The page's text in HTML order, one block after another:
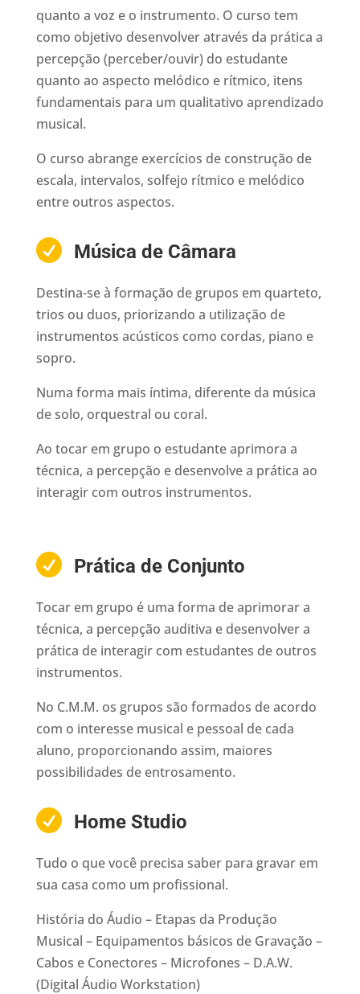
quanto a voz e o instrumento. O curso tem
como objetivo desenvolver através da prática a
percepção (perceber/ouvir) do estudante
quanto ao aspecto melódico e rítmico, itens
fundamentais para um qualitativo aprendizado
musical.
O curso abrange exercícios de construção de
escala, intervalos, solfejo rítmico e melódico
entre outros aspectos.
 Música de Câmara
Destina-se à formação de grupos em quarteto,
trios ou duos, priorizando a utilização de
instrumentos acústicos como cordas, piano e
sopro.
Numa forma mais íntima, diferente da música
de solo, orquestral ou coral.
Ao tocar em grupo o estudante aprimora a
técnica, a percepção e desenvolve a prática ao
interagir com outros instrumentos.
 Prática de Conjunto
Tocar em grupo é uma forma de aprimorar a
técnica, a percepção auditiva e desenvolver a
prática de interagir com estudantes de outros
instrumentos.
No C.M.M. os grupos são formados de acordo
com o interesse musical e pessoal de cada
aluno, proporcionando assim, maiores
possibilidades de entrosamento.
 Home Studio
Tudo o que você precisa saber para gravar em
sua casa como um profissional.
História do Áudio – Etapas da Produção
Musical – Equipamentos básicos de Gravação –
Cabos e Conectores – Microfones – D.A.W.
(Digital Áudio Workstation)